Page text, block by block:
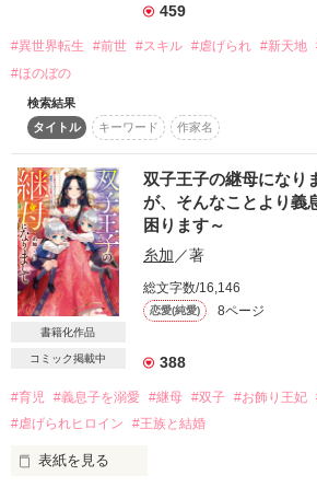
459
#異世界転生 #前世 #スキル #虐げられ #新天地
#ほのぼの
検索結果
タイトル
キーワード 作家名
書籍化作品
コミック掲載中
双子王子の継母になり
が、そんなことより義
困ります～
糸加 ／著
総文字数/16,146
恋愛(純愛) 8ページ
388
#育児 #義息子を溺愛 #継母 #双子 #お飾り王妃
#虐げられヒロイン
#王族と結婚
表紙を見る